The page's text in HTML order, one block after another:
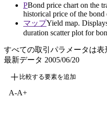
PBond price chart on the
historical price of the bond
マップYield map.
duration scatter plot for
すべての取引パラメータは
最新データ 2005/06/20
比較する要素を追加